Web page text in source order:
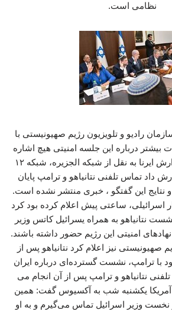
نظامی است.
رادیو و تلویزیون رژیم صهیونیستی با
بیشتر درباره این جلسه امنیتی هیچ اشاره
ای نکرده است. به گزارش ایرنا به نقل از شبکه الجزیره، شبکه ۱۲
داد تماس تلفنی نتانیاهو و ترامپ پایان
و نتایج این گفتگو ، خبری منتشر نشده است.
اسرائیلی، ساعتی پیش اعلام کرده بود کرد
نتانیاهو به همراه یسرائیل کاتس وزیر
امنیتی این رژیم حضور داشته باشند.
رژیم صهیونیستی نیز اعلام کرد نتانیاهو پس از
با ترامپ، نشست گسترده‌ای درباره ایران
نتانیاهو و ترامپ پس از آن انجام می
یکشنبه شب به آکسیوس گفت: همین
نخست وزیر اسرائیل تماس می‌گیرم و به او